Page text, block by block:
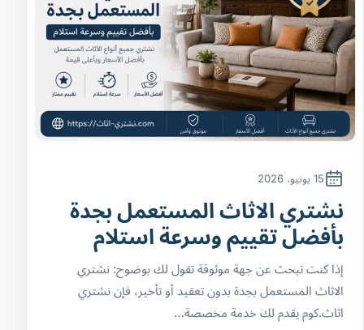
15 يونيو، 2026
نشتري الاثاث المستعمل بجدة
بأفضل تقييم وسرعة استلام
إذا كنت تبحث عن جهة موثوقة تقول لك بوضوح: نشتري
الاثاث المستعمل بجدة بدون تعقيد أو تأخير، فإن نشتري
اثاث.كوم يقدم لك خدمة مخصصة…